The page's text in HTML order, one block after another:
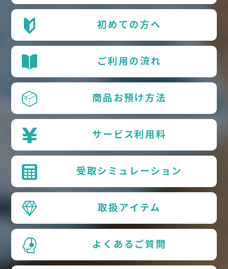
初めての方へ
ご利用の流れ
商品お預け方法
サービス利用料
受取シミュレーション
取扱アイテム
よくあるご質問